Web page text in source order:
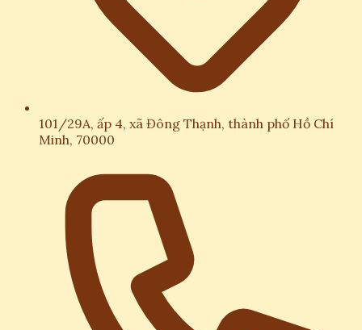
101/29A, ấp 4, xã Đông Thạnh, thành phố Hồ Chí
Minh, 70000